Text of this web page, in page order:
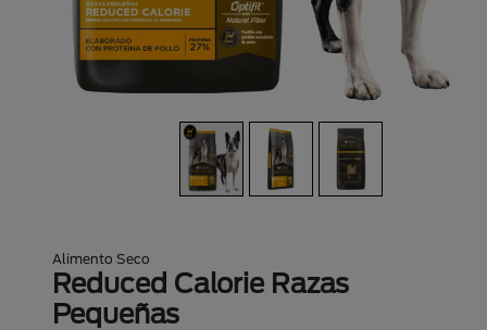
Alimento Seco
Reduced Calorie Razas
Pequeñas